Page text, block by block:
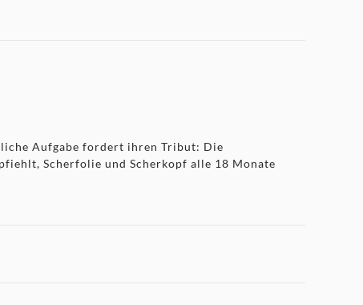
Aufgabe fordert ihren Tribut: Die
Scherfolie und Scherkopf alle 18 Monate